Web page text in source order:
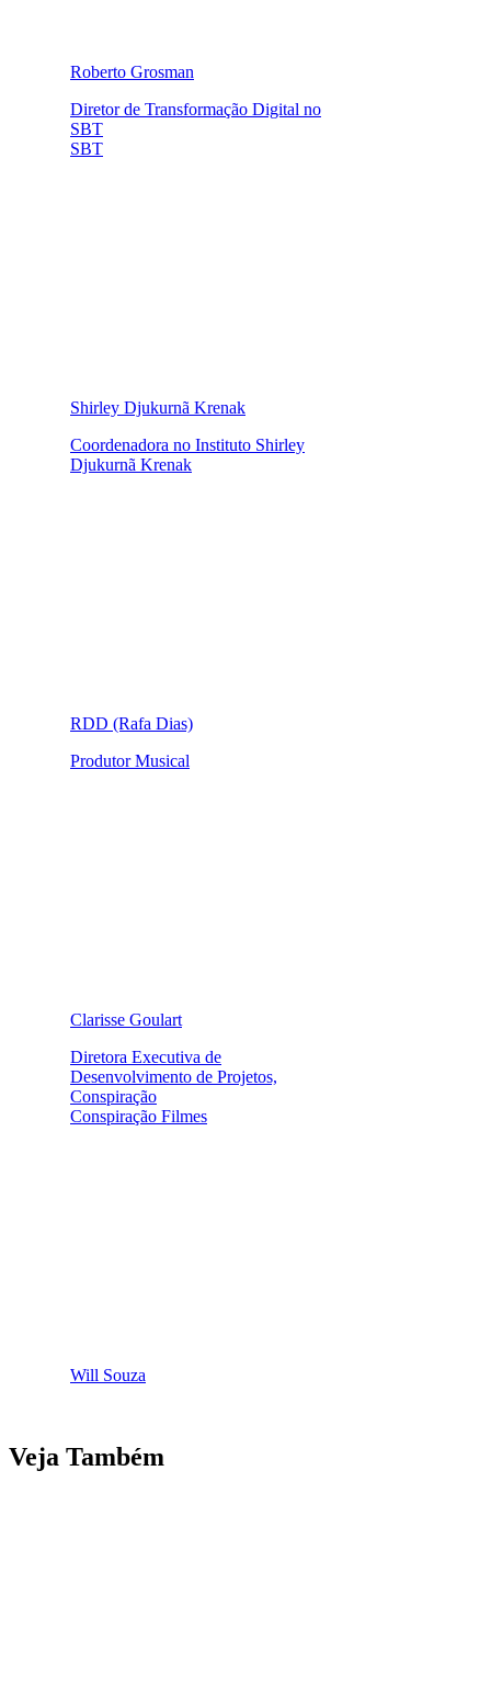
Roberto Grosman
Diretor de Transformação Digital no
SBT
SBT
Shirley Djukurnã Krenak
Coordenadora no Instituto Shirley
Djukurnã Krenak
RDD (Rafa Dias)
Produtor Musical
Clarisse Goulart
Diretora Executiva de
Desenvolvimento de Projetos,
Conspiração
Conspiração Filmes
Will Souza
Veja Também